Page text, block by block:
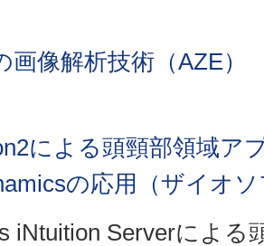
画像解析技術（AZE）
による頭頸部領域ア
の応用（ザイオ
iNtuition Serverによる